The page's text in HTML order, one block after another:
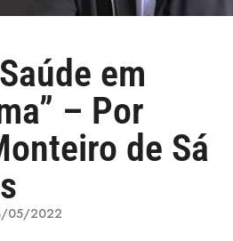
em
– Por
de Sá
05/2022